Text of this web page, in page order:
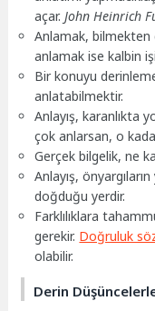
açar.John Heinrich
Anlamak, bilmekten
anlamak ise kalbin
Bir konuyu
anlatabilmektir.
Anlayış, karanlıkta
çok anlarsan, o
Gerçek bilgelik, ne
Anlayış, önyargıların
doğduğu yerdir.
Farklılıklara
gerekir. Doğruluk
olabilir.
Derin